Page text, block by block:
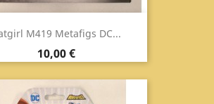
M419 Metafigs DC...
Prezzo
10,00 €